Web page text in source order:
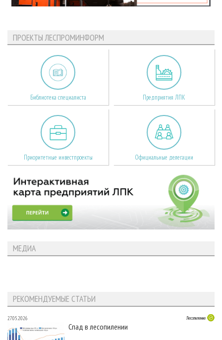
ПРОЕКТЫ ЛЕСПРОМИНФОРМ
Библиотека специалиста Предприятия ЛПК
Приоритетные инвестпроекты Официальные делегации
МЕДИА
РЕКОМЕНДУЕМЫЕ СТАТЬИ
27.05.2026 Лесопиление
Спад в лесопилении